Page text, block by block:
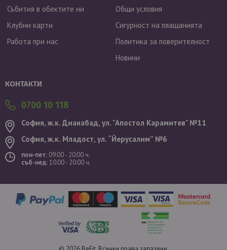
Събития в обектите ни
Клубни карти
Работа при нас
Общи условия
Сигурност на плащанията
Политика за поверителност
Новини
КОНТАКТИ
0700 10 118
София, ж.к. Дианабад, ул. "Aпостол Карамитев" №11
София, ж.к. Младост, ул. “Йерусалим” №6
пон-пет: 09:00 - 20:00 ч.
съб-нед:10:00 - 20:00 ч.